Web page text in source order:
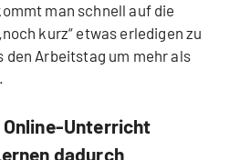
man schnell auf die
kurz“ etwas erledigen zu
den Arbeitstag um mehr als
Online-Unterricht
dadurch